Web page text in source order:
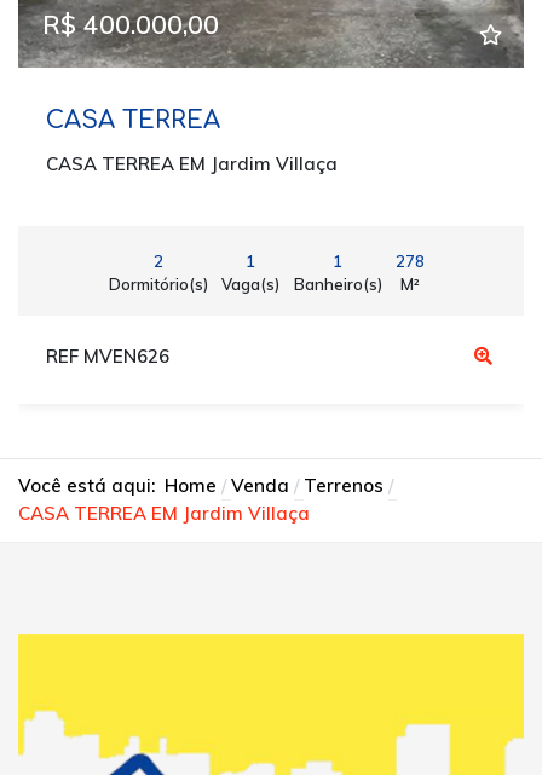
R$ 400.000,00
CASA TERREA
CASA TERREA EM Jardim Villaça
2
Dormitório(s)
1
Vaga(s)
1
Banheiro(s)
278
M²
REF MVEN626
Você está aqui: Home Venda
Terrenos
CASA TERREA EM Jardim Villaça